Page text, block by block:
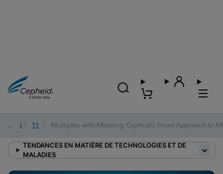
2025 / 11 / Multiplex with Meaning: Cepheid’s Smart Approach to
TENDANCES EN MATIÈRE DE TECHNOLOGIES ET DE
MALADIES